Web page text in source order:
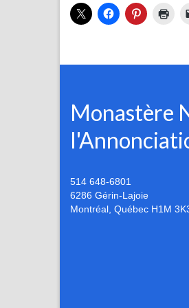
Monastère
514 648-6801
6286 Gérin-Lajoie
Montréal Québec H1M